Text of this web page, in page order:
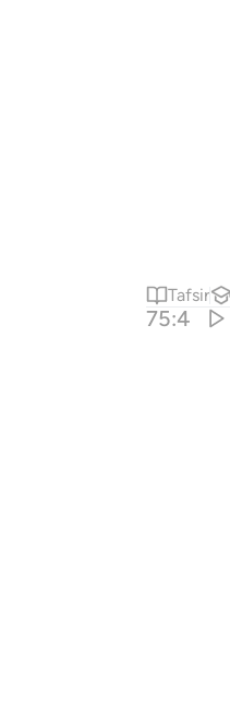
Tafsir
75:4